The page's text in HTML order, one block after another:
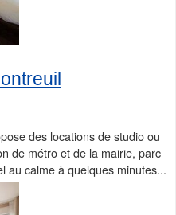
des locations de studio ou
de métro et de la mairie, parc
au calme à quelques minutes...